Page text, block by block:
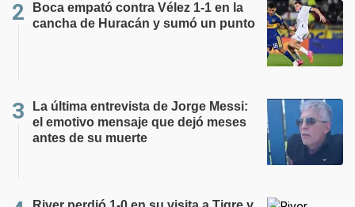
Boca empató contra Vélez 1-1 en la
cancha de Huracán y sumó un punto
La última entrevista de Jorge Messi:
el emotivo mensaje que dejó meses
antes de su muerte